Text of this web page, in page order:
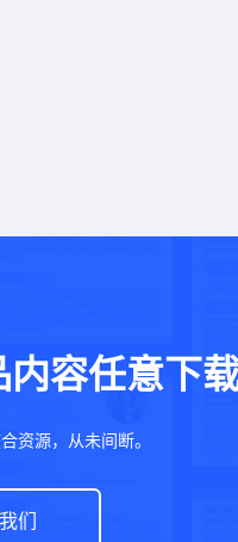
容任意下
资源，从未间断。
们